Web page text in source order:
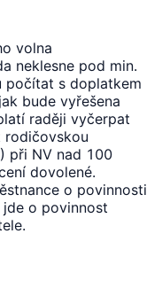
volna
neklesne pod min.
počítat s doplatkem
bude vyřešena
raději vyčerpat
rodičovskou
při NV nad 100
dovolené.
o povinnosti
o povinnost